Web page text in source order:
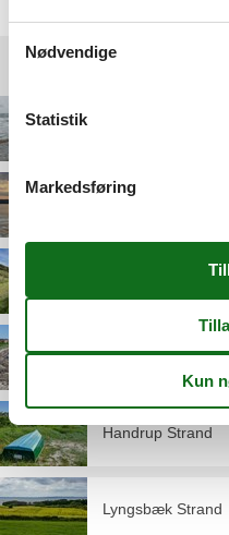
Elsegårde Strand
Femmøller Strand
Handrup Strand
Lyngsbæk Strand
Nødvendige
Statistik
Markedsføring